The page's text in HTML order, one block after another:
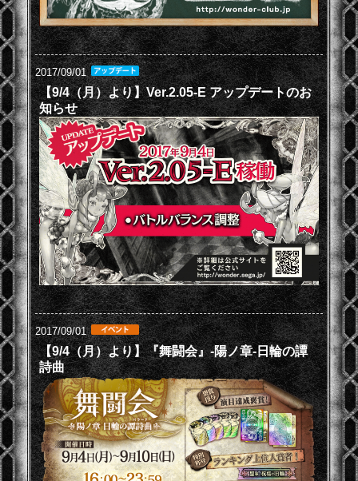
2017/09/01
【9/4（月）より】Ver.2.05-E アップデートのお
知らせ
2017/09/01
【9/4（月）より】『舞闘会』-陽ノ章-日輪の譚
詩曲